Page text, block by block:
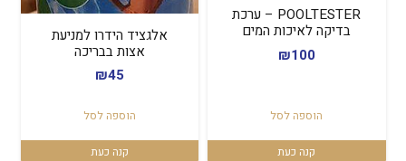
POOLTESTER – ערכת
בדיקה לאיכות המים
₪100
הוספה לסל
קנה כעת
אלגציד הידרו למניעת
אצות בבריכה
₪45
הוספה לסל
קנה כעת